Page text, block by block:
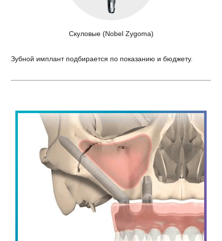
Скуловые (Nobel Zygoma)
Зубной имплант подбирается по показанию и бюджету.